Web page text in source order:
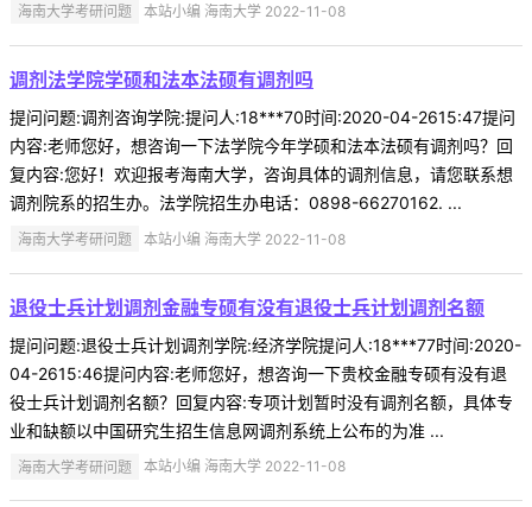
海南大学考研问题 本站小编 海南大学 2022-11-08
调剂法学院学硕和法本法硕有调剂吗
提问问题:调剂咨询学院:提问人:18***70时间:2020-04-2615:47提问
内容:老师您好，想咨询一下法学院今年学硕和法本法硕有调剂吗？回
复内容:您好！欢迎报考海南大学，咨询具体的调剂信息，请您联系想
调剂院系的招生办。法学院招生办电话：0898-66270162. ...
海南大学考研问题 本站小编 海南大学 2022-11-08
退役士兵计划调剂金融专硕有没有退役士兵计划调剂名额
提问问题:退役士兵计划调剂学院:经济学院提问人:18***77时间:2020-
04-2615:46提问内容:老师您好，想咨询一下贵校金融专硕有没有退
役士兵计划调剂名额？回复内容:专项计划暂时没有调剂名额，具体专
业和缺额以中国研究生招生信息网调剂系统上公布的为准 ...
海南大学考研问题 本站小编 海南大学 2022-11-08